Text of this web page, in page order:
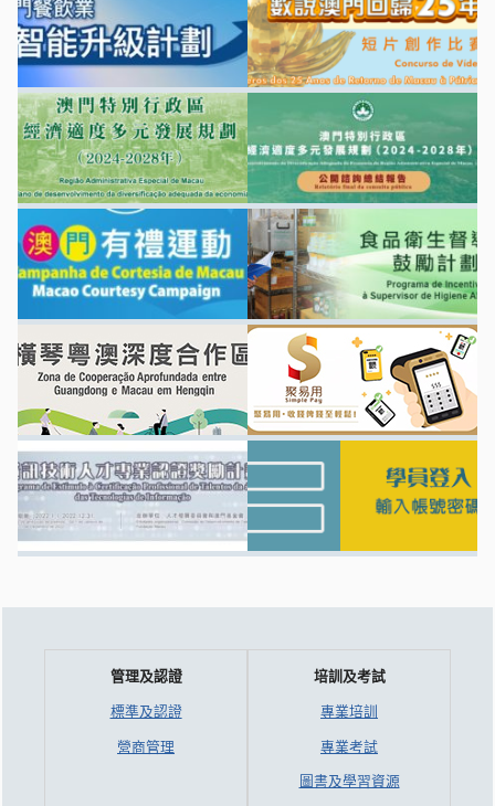
管理及認證
標準及認證
營商管理
培訓及考試
專業培訓
專業考試
圖書及學習資源